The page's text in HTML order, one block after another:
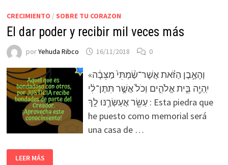
CRECIMIENTO / SOBRE TU CORAZON
El dar poder y recibir mil veces más
porYehuda Ribco 16/11/2018 0
«וְהָאֶ֣בֶן הַזֹּ֗את אֲשֶׁר־שַׂ֨מְתִּי֙ מַצֵּבָ֔ה
יִֽהְיֶ֖ה בֵּ֣ית אֱלֹהִ֑ים וְכֹל֙ אֲשֶׁ֣ר תִּתֶּן־לִ֔י
עַשֵּׂ֖ר אֲעַשְּׂרֶ֥נּוּ לָֽךְ : Esta piedra que
he puesto como memorial será
una casa de …
LEER MÁS